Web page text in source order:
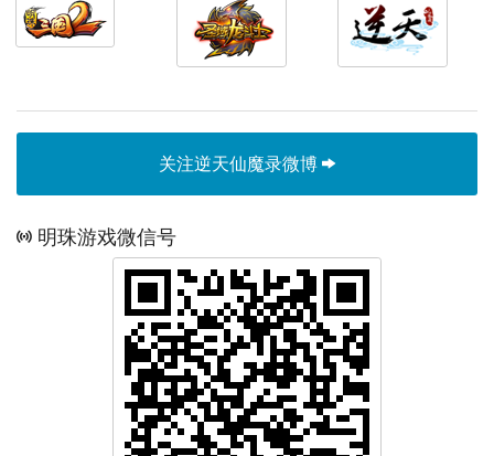
关注逆天仙魔录微博
明珠游戏微信号